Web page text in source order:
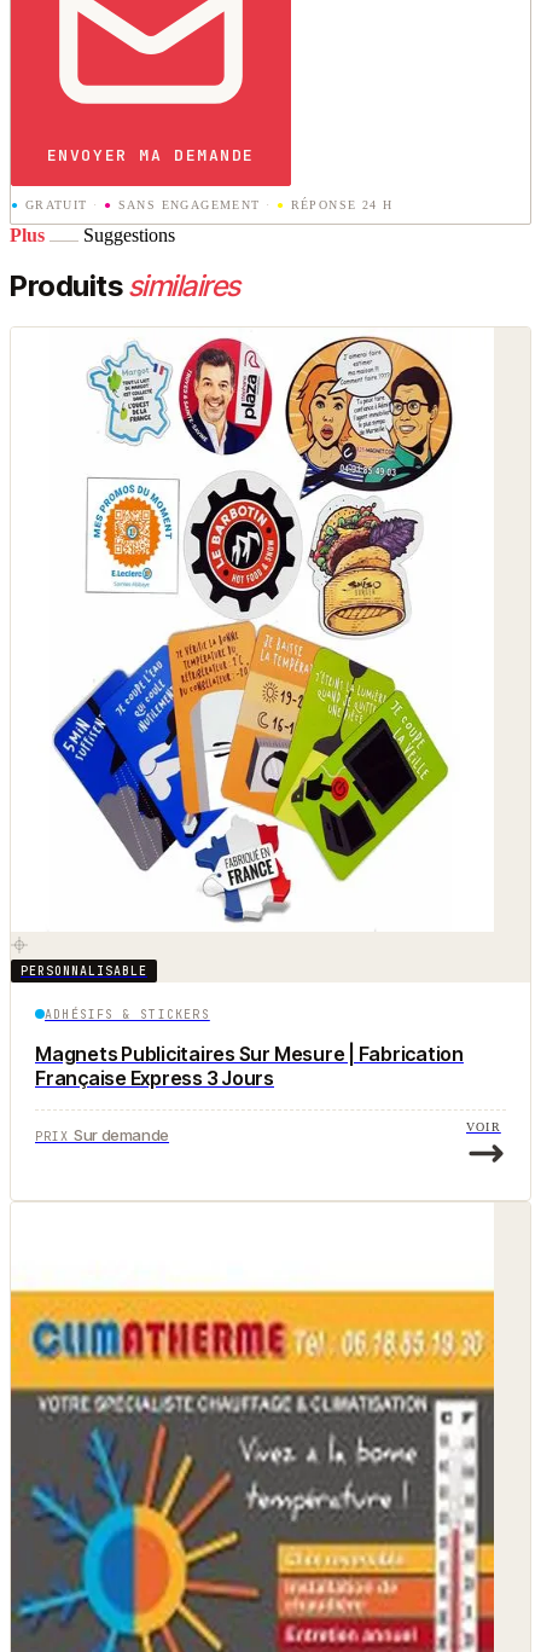
ENVOYER MA DEMANDE
● GRATUIT · ● SANS ENGAGEMENT · ● RÉPONSE 24 H
Plus Suggestions
Produitssimilaires
PERSONNALISABLE
ADHÉSIFS & STICKERS
Magnets Publicitaires Sur Mesure | Fabrication
Française Express 3 Jours
PRIX Sur demande VOIR